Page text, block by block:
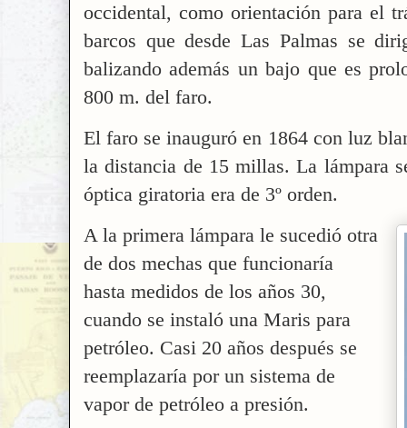
occidental, como orientación para el
barcos que desde Las Palmas se
balizando además un bajo que es
800 m. del faro.
El faro se inauguró en 1864 con luz
la distancia de 15 millas. La lámpara
óptica giratoria era de 3º orden.
A la primera lámpara le sucedió otra
de dos mechas que funcionaría
hasta medidos de los años 30,
cuando se instaló una Maris para
petróleo. Casi 20 años después se
reemplazaría por un sistema de
vapor de petróleo a presión.